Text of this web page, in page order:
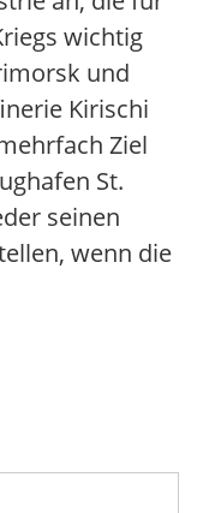
wichtig
und
Kirischi
Ziel
St.
seinen
wenn die